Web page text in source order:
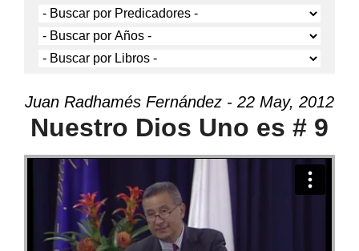
Juan Radhamés Fernández - 22 May, 2012
Nuestro Dios Uno es # 9